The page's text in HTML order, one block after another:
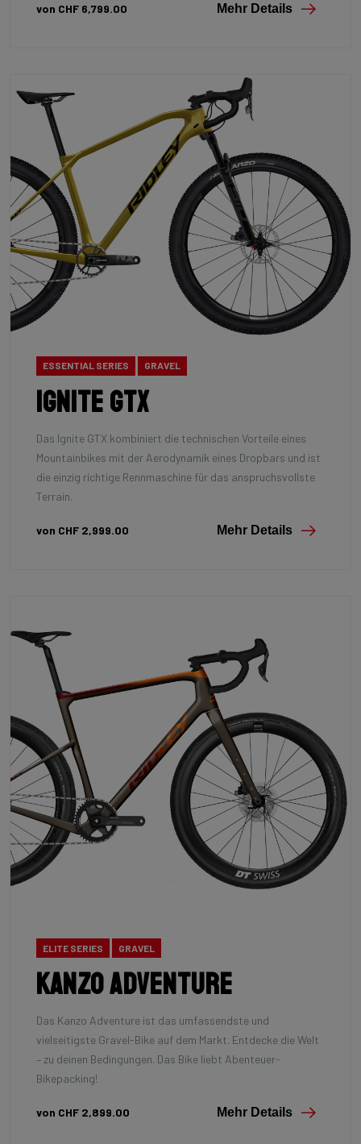
von CHF 6,799.00 Mehr Details
ESSENTIAL SERIES GRAVEL
Ignite GTX
Das Ignite GTX kombiniert die technischen Vorteile eines
Mountainbikes mit der Aerodynamik eines Dropbars und ist
die einzig richtige Rennmaschine für das anspruchsvollste
Terrain.
von CHF 2,999.00 Mehr Details
ELITE SERIES GRAVEL
Kanzo Adventure
Das Kanzo Adventure ist das umfassendste und
vielseitigste Gravel-Bike auf dem Markt. Entdecke die Welt
– zu deinen Bedingungen. Das Bike liebt Abenteuer-
Bikepacking!
von CHF 2,899.00 Mehr Details